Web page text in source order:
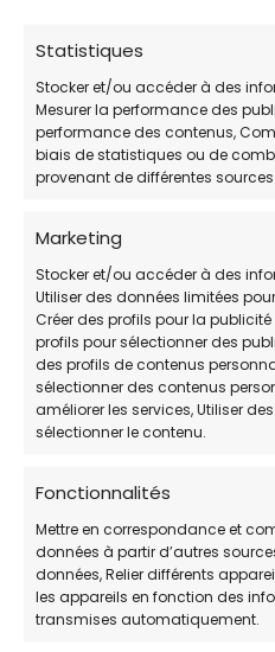
Statistiques
Stocker et/ou accéder à des
Mesurer la performance des
performance des contenus,
biais de statistiques ou de
provenant de différentes sources.
Marketing
Stocker et/ou accéder à des
Utiliser des données limitées
Créer des profils pour la
profils pour sélectionner des
des profils de contenus
sélectionner des contenus
améliorer les services, Utiliser
sélectionner le contenu.
Fonctionnalités
Mettre en correspondance et
données à partir d’autres
données, Relier différents
les appareils en fonction des
transmises automatiquement.
JOUR
Lundi
9:00-
Mardi
9:00-
Jeudi
9:00-
Vendredi
9:00-
Samedi
Dimanche
Un Cœur Gros Comme
(Gironde), est une
dédiée à la